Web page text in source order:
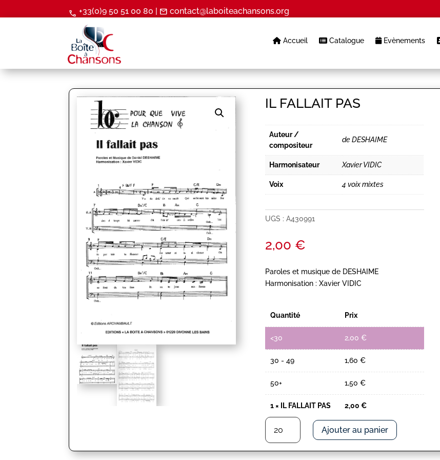
call +33(0)9 50 51 00 80 | mail contact@laboiteachansons.org
Accueil Catalogue Evènements
IL FALLAIT PAS
Auteur /
compositeur
de DESHAIME
Harmonisateur Xavier VIDIC
Voix 4 voix mixtes
UGS :A430991
2,00 €
Paroles et musique de DESHAIME
Harmonisation : Xavier VIDIC
Quantité Prix
<30 2,00 €
30 - 49 1,60 €
50+ 1,50 €
1 × IL FALLAIT PAS 2,00 €
quantité
IL
FALLAIT
Ajouter au panier